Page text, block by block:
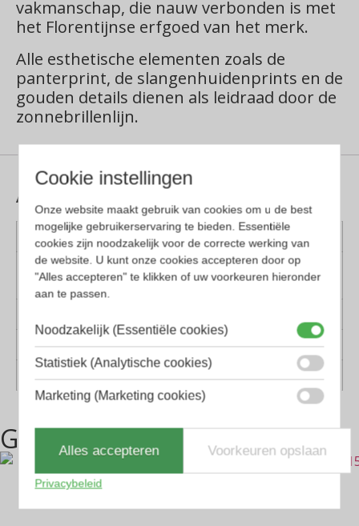
vakmanschap, die nauw verbonden is met
het Florentijnse erfgoed van het merk.
Alle esthetische elementen zoals de
panterprint, de slangenhuidenprints en de
gouden details dienen als leidraad door de
zonnebrillenlijn.
Aanvullende informatie
Kleur montuur
Goud
Montuur
materiaal
Metaal
Geschikt voor
Dames, Heren
Vorm
Octagon, Rechthoekig
Gerelateerde producten
Cookie instellingen
Onze website maakt gebruik van cookies om u de best
mogelijke gebruikerservaring te bieden. Essentiële
cookies zijn noodzakelijk voor de correcte werking van
de website. U kunt onze cookies accepteren door op
"Alles accepteren" te klikken of uw voorkeuren hieronder
aan te passen.
Noodzakelijk (Essentiële cookies)
Statistiek (Analytische cookies)
Marketing (Marketing cookies)
Alles accepteren Voorkeuren opslaan
Privacybeleid